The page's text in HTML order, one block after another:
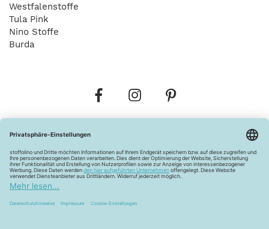
Westfalenstoffe
Tula Pink
Nino Stoffe
Burda
Widerrufsbelehrung Vertrag widerrufen
Barrierefreiheitserklärung